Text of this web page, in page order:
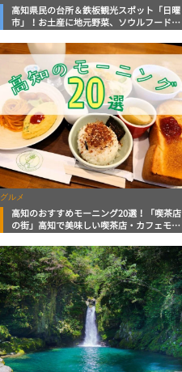
高知県民の台所＆鉄板観光スポット「日曜
市」！お土産に地元野菜、ソウルフードま
底解説！
グルメ
高知のおすすめモーニング20選！「喫茶店
の街」高知で美味しい喫茶店・カフェモー